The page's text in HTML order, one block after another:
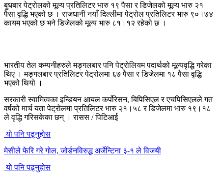
बुधबार पेट्रोलको मूल्य प्रतिलिटर भारु १९ पैसा र डिजेलको मूल्य भारु २१
पैसा वृद्धि भएको छ । राजधानी नयाँ दिल्लीमा पेट्रोल प्रतिलिटर भारु ९०।७४
कायम भएको छ भने डिजेलको मूल्य भारु ८१।१२ रहेको छ ।
भारतीय तेल कम्पनीहरुले मङ्गलबार पनि पेट्रोलियम पदार्थको मूल्यवृद्धि गरेका
थिए । मङ्गलबार प्रतिलिटर पेट्रोलमा ६७ पैसा र डिजेलमा १८ पैसा वृद्धि
भएको थियो ।
सरकारी स्वामित्वका इन्डियन आयल कर्पोरेसन, बिपिसिएल र एचपिसिएलले गत
वर्षको मार्च यता पेट्रोलमा प्रतिलिटर भारु २१।५८ र डिजेलमा भारु १९।१८
ले वृद्धि गरिसकेका छन् । रासस / पिटिआई
यो पनि पढ्नुहोस
मेसीले फेरि गरे गोल, जोर्डनविरुद्ध अर्जेन्टिना ३-१ ले विजयी
यो पनि पढ्नुहोस